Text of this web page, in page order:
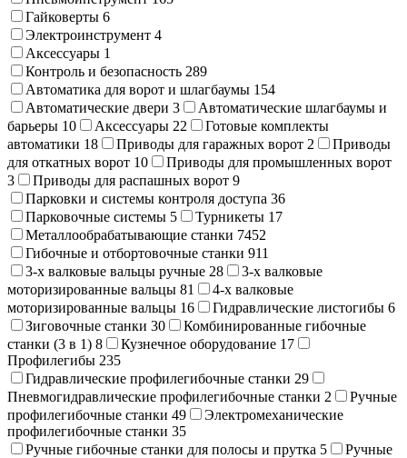
Гайковерты 6
Электроинструмент 4
Аксессуары 1
Контроль и безопасность 289
Автоматика для ворот и шлагбаумы 154
Автоматические двери 3
Автоматические шлагбаумы и
барьеры 10 Аксессуары 22
Готовые комплекты
автоматики 18 Приводы для гаражных ворот 2
Приводы
для откатных ворот 10
Приводы для промышленных ворот
3
Приводы для распашных ворот 9
Парковки и системы контроля доступа 36
Парковочные системы 5 Турникеты 17
Металлообрабатывающие станки 7452
Гибочные и отбортовочные станки 911
3-х валковые вальцы ручные 28
3-х валковые
моторизированные вальцы 81
4-х валковые
моторизированные вальцы 16 Гидравлические листогибы 6
Зиговочные станки 30
Комбинированные гибочные
станки (3 в 1) 8 Кузнечное оборудование 17
Профилегибы 235
Гидравлические профилегибочные станки 29
Пневмогидравлические профилегибочные станки 2
Ручные
профилегибочные станки 49
Электромеханические
профилегибочные станки 35
Ручные гибочные станки для полосы и прутка 5
Ручные